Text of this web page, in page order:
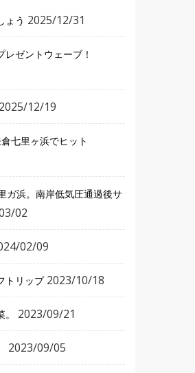
ょう 2025/12/31
ゼントウェーブ！
2025/12/19
七里ヶ浜でヒット
ガ浜。南岸低気圧通過後サ
02
02/09
トリップ 2023/10/18
2023/09/21
2023/09/05